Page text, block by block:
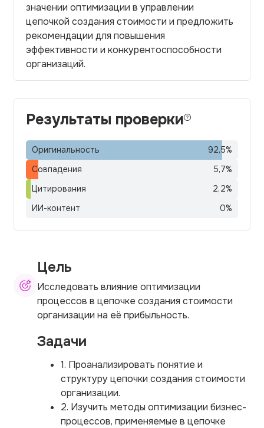
значении оптимизации в управлении
цепочкой создания стоимости и предложить
рекомендации для повышения
эффективности и конкурентоспособности
организаций.
Результаты проверки
Оригинальность 92,5%
Совпадения
5,7%
Цитирования
2,2%
ИИ-контент
0%
Цель
Исследовать влияние оптимизации
процессов в цепочке создания стоимости
организации на её прибыльность.
Задачи
1. Проанализировать понятие и
структуру цепочки создания стоимости
организации.
2. Изучить методы оптимизации бизнес-
процессов, применяемые в цепочке